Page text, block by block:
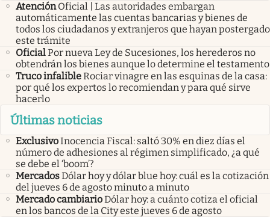
Atención Oficial | Las autoridades embargan
automáticamente las cuentas bancarias y bienes de
todos los ciudadanos y extranjeros que hayan postergado
este trámite
OficialPor nueva Ley de Sucesiones, los herederos no
obtendrán los bienes aunque lo determine el testamento
Truco infalibleRociar vinagre en las esquinas de la casa:
por qué los expertos lo recomiendan y para qué sirve
hacerlo
Últimas noticias
ExclusivoInocencia Fiscal: saltó 30% en diez días el
número de adhesiones al régimen simplificado, ¿a qué
se debe el ‘boom’?
MercadosDólar hoy y dólar blue hoy: cuál es la cotización
del jueves 6 de agosto minuto a minuto
Mercado cambiarioDólar hoy: a cuánto cotiza el oficial
en los bancos de la City este jueves 6 de agosto